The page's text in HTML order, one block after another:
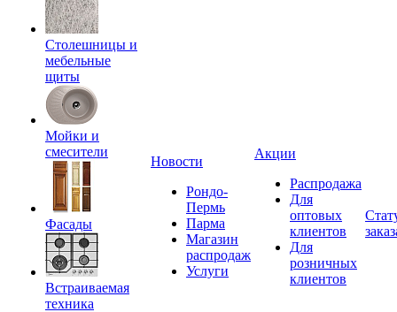
Столешницы и
мебельные
щиты
Мойки и
смесители
Фасады
Встраиваемая
техника
Новости
Рондо-
Пермь
Парма
Магазин
распродаж
Услуги
Акции
Распродажа
Для
оптовых
клиентов
Для
розничных
клиентов